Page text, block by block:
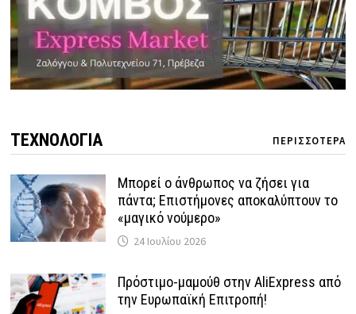
ΤΕΧΝΟΛΟΓΙΑ ΠΕΡΙΣΣΟΤΕΡΑ
Μπορεί ο άνθρωπος να ζήσει για
πάντα; Επιστήμονες αποκαλύπτουν το
«μαγικό νούμερο»
24 Ιουλίου 2026
Πρόστιμο-μαμούθ στην AliExpress από
την Ευρωπαϊκή Επιτροπή!